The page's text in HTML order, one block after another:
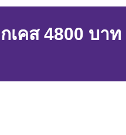
เคส 4800 บาท